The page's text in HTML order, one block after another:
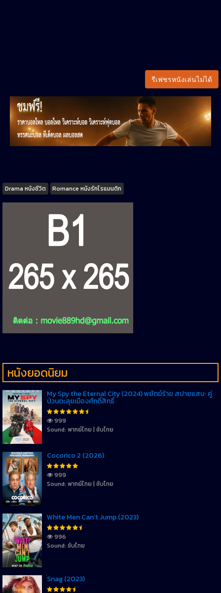
รีเฟชรหนังเล่นไม่ได้
Tags
Drama หนังชีวิต Romance หนังรักโรแมนติก
หนังยอดนิยม
My Spy the Eternal City (2024) พยัตฆ์ร้าย สปายแสบ: คู่
ป่วนตะลุยเมืองศักดิ์สิทธิ์
999
Sound: พากย์ไทย | ซับไทย
Cocorico 2 (2026)
999
Sound: พากย์ไทย | ซับไทย
White Men Can’t Jump (2023)
996
Sound: ซับไทย
Snag (2023)